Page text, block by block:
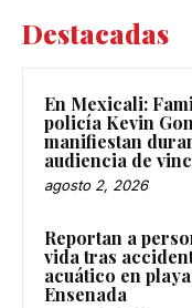
Destacadas
En Mexicali:
policía Kevin
manifiestan
audiencia de
agosto 2, 2026
Reportan a
vida tras
acuático en
Ensenada